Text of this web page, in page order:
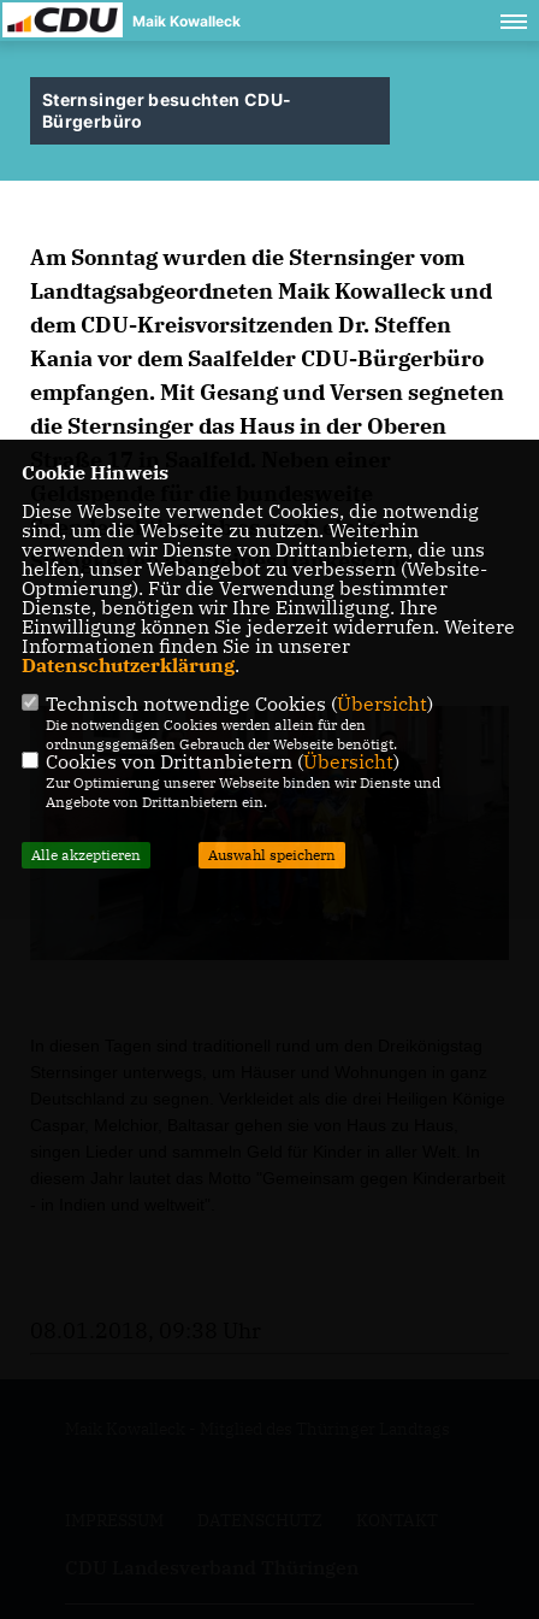
Maik Kowalleck
Sternsinger besuchten CDU-
Bürgerbüro
Am Sonntag wurden die Sternsinger vom
Landtagsabgeordneten Maik Kowalleck und
dem CDU-Kreisvorsitzenden Dr. Steffen
Kania vor dem Saalfelder CDU-Bürgerbüro
empfangen. Mit Gesang und Versen segneten
die Sternsinger das Haus in der Oberen
Straße 17 in Saalfeld. Neben einer
Spendenaktion gab es noch einige
Süßigkeiten als kleines Dankeschön.
Cookie Hinweis
Diese Webseite verwendet Cookies, die notwendig
sind, um die Webseite zu nutzen. Weiterhin
verwenden wir Dienste von Drittanbietern, die uns
helfen, unser Webangebot zu verbessern (Website-
Optmierung). Für die Verwendung bestimmter
Dienste, benötigen wir Ihre Einwilligung. Ihre
Einwilligung können Sie jederzeit widerrufen. Weitere
Informationen finden Sie in unserer
Datenschutzerklärung.
Technisch notwendige Cookies (Übersicht)
Die notwendigen Cookies werden allein für den
ordnungsgemäßen Gebrauch der Webseite benötigt.
Cookies von Drittanbietern (Übersicht)
Zur Optimierung unserer Webseite binden wir Dienste und
Angebote von Drittanbietern ein.
Alle akzeptieren Auswahl speichern